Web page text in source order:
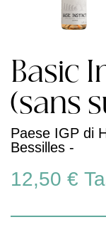
Basic
(sans
Paese IGP di
Bessilles -
12,50 €